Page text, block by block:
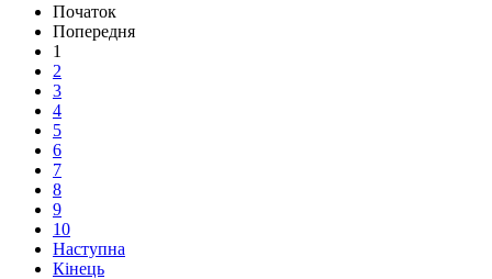
Початок
Попередня
1
2
3
4
5
6
7
8
9
10
Наступна
Кінець